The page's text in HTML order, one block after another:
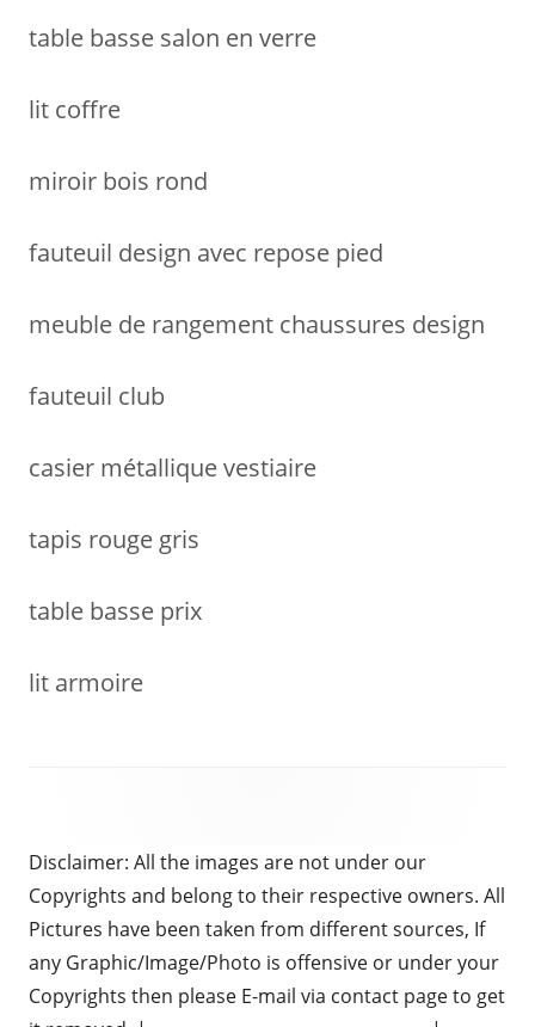
table basse salon en verre
lit coffre
miroir bois rond
fauteuil design avec repose pied
meuble de rangement chaussures design
fauteuil club
casier métallique vestiaire
tapis rouge gris
table basse prix
lit armoire
Disclaimer: All the images are not under our
Copyrights and belong to their respective owners. All
Pictures have been taken from different sources, If
any Graphic/Image/Photo is offensive or under your
Copyrights then please E-mail via contact page to get